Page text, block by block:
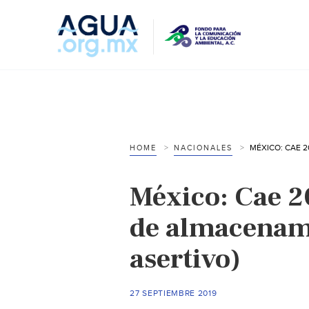
HOME NACIONALES
México: Cae
de
asertivo)
27 SEPTIEMBRE 2019